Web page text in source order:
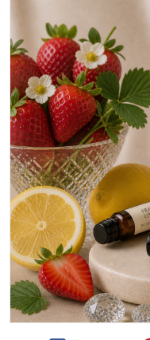
être Homme Femme St-
format sac à Main